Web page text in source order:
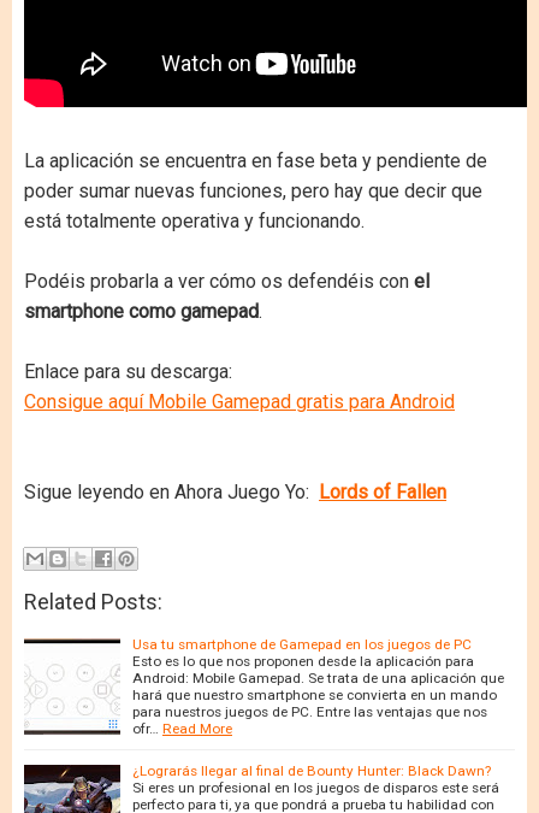
La aplicación se encuentra en fase beta y pendiente de
poder sumar nuevas funciones, pero hay que decir que
está totalmente operativa y funcionando.
Podéis probarla a ver cómo os defendéis con el
smartphone como gamepad.
Enlace para su descarga:
Consigue aquí Mobile Gamepad gratis para Android
Sigue leyendo en Ahora Juego Yo: Lords of Fallen
Related Posts:
Usa tu smartphone de Gamepad en los juegos de PC
Esto es lo que nos proponen desde la aplicación para
Android: Mobile Gamepad. Se trata de una aplicación que
hará que nuestro smartphone se convierta en un mando
para nuestros juegos de PC. Entre las ventajas que nos
ofr…
Read More
¿Lograrás llegar al final de Bounty Hunter: Black Dawn?
Si eres un profesional en los juegos de disparos este será
perfecto para ti, ya que pondrá a prueba tu habilidad con